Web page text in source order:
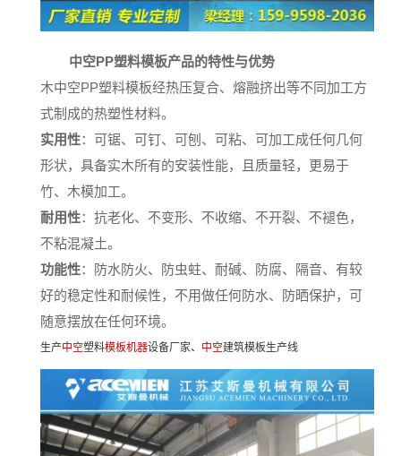
中空PP塑料模板产品的特性与优势
木中空PP塑料模板经热压复合、熔融挤出等不同加工方
式制成的热塑性材料。
实用性：可锯、可钉、可刨、可粘、可加工成任何几何
形状，具备实木所有的安装性能，且质量轻，更易于
竹、木模加工。
耐用性：抗老化、不变形、不收缩、不开裂、不褪色，
不粘混凝土。
功能性：防水防火、防虫蛀、耐碱、防腐、隔音、有较
好的稳定性和耐候性，不用做任何防水、防晒保护，可
随意摆放在任何环境。
生产中空塑料模板机器设备厂家、 中空建筑模板生产线